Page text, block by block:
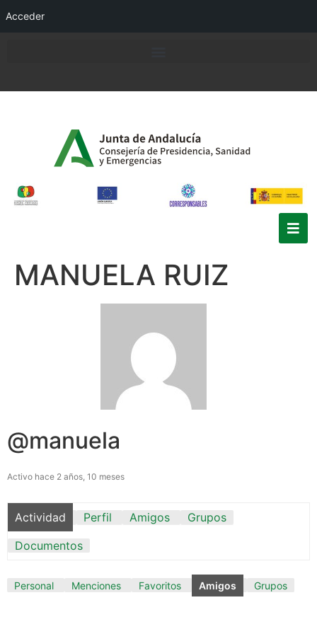
Acceder
MANUELA RUIZ
@manuela
Activo hace 2 años, 10 meses
Actividad Perfil Amigos
Grupos
Documentos
Personal Menciones Favoritos Amigos Grupos